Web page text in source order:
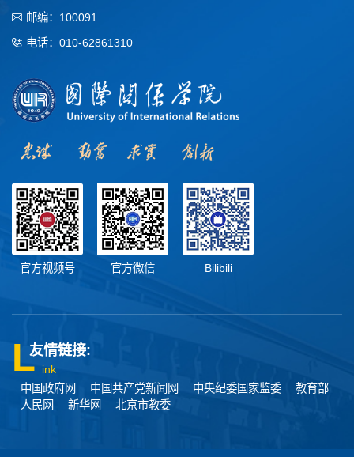
邮编：100091
电话：010-62861310
官方视频号 官方微信 Bilibili
友情链接:
ink
中国政府网
中国共产党新闻网 中央纪委国家监委
教育部
人民网
新华网 北京市教委